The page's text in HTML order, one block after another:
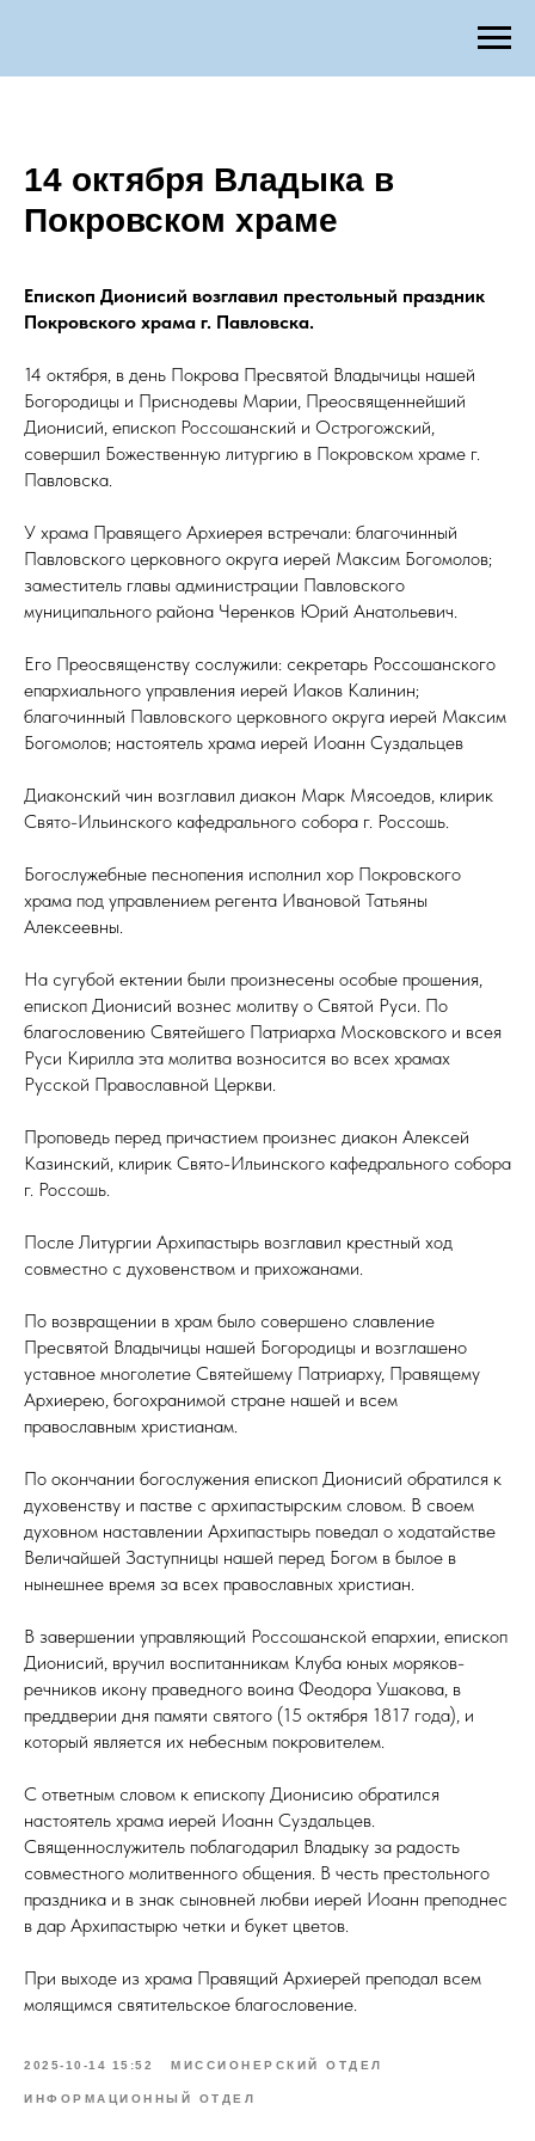
14 октября Владыка в
Покровском храме
Епископ Дионисий возглавил престольный праздник
Покровского храма г. Павловска.
14 октября, в день Покрова Пресвятой Владычицы нашей
Богородицы и Приснодевы Марии, Преосвященнейший
Дионисий, епископ Россошанский и Острогожский,
совершил Божественную литургию в Покровском храме г.
Павловска.
У храма Правящего Архиерея встречали: благочинный
Павловского церковного округа иерей Максим Богомолов;
заместитель главы администрации Павловского
муниципального района Черенков Юрий Анатольевич.
Его Преосвященству сослужили: секретарь Россошанского
епархиального управления иерей Иаков Калинин;
благочинный Павловского церковного округа иерей Максим
Богомолов; настоятель храма иерей Иоанн Суздальцев
Диаконский чин возглавил диакон Марк Мясоедов, клирик
Свято-Ильинского кафедрального собора г. Россошь.
Богослужебные песнопения исполнил хор Покровского
храма под управлением регента Ивановой Татьяны
Алексеевны.
На сугубой ектении были произнесены особые прошения,
епископ Дионисий вознес молитву о Святой Руси. По
благословению Святейшего Патриарха Московского и всея
Руси Кирилла эта молитва возносится во всех храмах
Русской Православной Церкви.
Проповедь перед причастием произнес диакон Алексей
Казинский, клирик Свято-Ильинского кафедрального собора
г. Россошь.
После Литургии Архипастырь возглавил крестный ход
совместно с духовенством и прихожанами.
По возвращении в храм было совершено славление
Пресвятой Владычицы нашей Богородицы и возглашено
уставное многолетие Святейшему Патриарху, Правящему
Архиерею, богохранимой стране нашей и всем
православным христианам.
По окончании богослужения епископ Дионисий обратился к
духовенству и пастве с архипастырским словом. В своем
духовном наставлении Архипастырь поведал о ходатайстве
Величайшей Заступницы нашей перед Богом в былое в
нынешнее время за всех православных христиан.
В завершении управляющий Россошанской епархии, епископ
Дионисий, вручил воспитанникам Клуба юных моряков-
речников икону праведного воина Феодора Ушакова, в
преддверии дня памяти святого (15 октября 1817 года), и
который является их небесным покровителем.
С ответным словом к епископу Дионисию обратился
настоятель храма иерей Иоанн Суздальцев.
Священнослужитель поблагодарил Владыку за радость
совместного молитвенного общения. В честь престольного
праздника и в знак сыновней любви иерей Иоанн преподнес
в дар Архипастырю четки и букет цветов.
При выходе из храма Правящий Архиерей преподал всем
молящимся святительское благословение.
2025-10-14 15:52 МИССИОНЕРСКИЙ ОТДЕЛ
ИНФОРМАЦИОННЫЙ ОТДЕЛ